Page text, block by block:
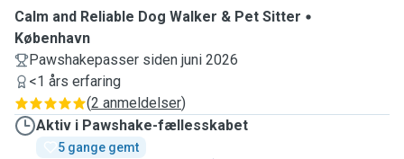
Calm and Reliable Dog Walker & Pet Sitter
København
Pawshakepasser siden juni 2026
<1 års erfaring
(2 anmeldelser)
Aktiv i Pawshake-fællesskabet
5 gange gemt